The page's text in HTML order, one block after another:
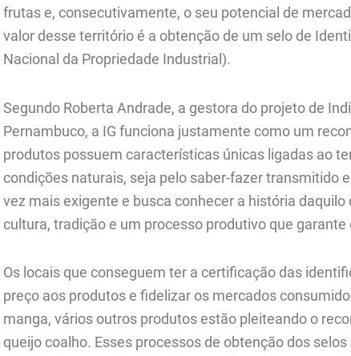
frutas e, consecutivamente, o seu potencial de
valor desse território é a obtenção de um selo de
Nacional da Propriedade Industrial).
Segundo Roberta Andrade, a gestora do projeto de
Pernambuco, a IG funciona justamente como um
produtos possuem características únicas ligadas ao
condições naturais, seja pelo saber-fazer transmitido
vez mais exigente e busca conhecer a história
cultura, tradição e um processo produtivo que garante
Os locais que conseguem ter a certificação das
preço aos produtos e fidelizar os mercados
manga, vários outros produtos estão pleiteando o
queijo coalho. Esses processos de obtenção dos